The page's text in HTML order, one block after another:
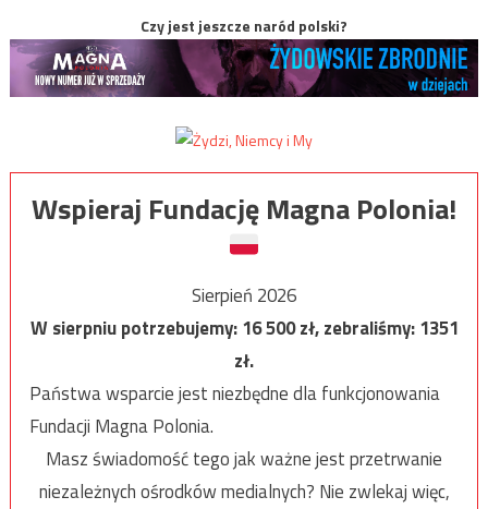
Czy jest jeszcze naród polski?
Wspieraj Fundację Magna Polonia!
Sierpień 2026
W sierpniu potrzebujemy:16 500zł, zebraliśmy:1351
zł.
Państwa wsparcie jest niezbędne dla funkcjonowania
Fundacji Magna Polonia.
Masz świadomość tego jak ważne jest przetrwanie
niezależnych ośrodków medialnych? Nie zwlekaj więc,